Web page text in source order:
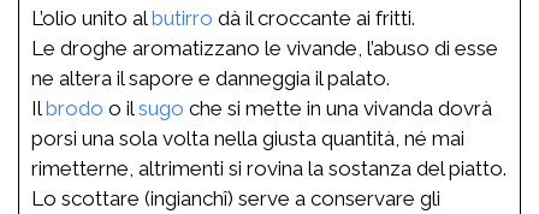
L’olio unito albutirro dà il croccante ai fritti.
Le droghe aromatizzano le vivande, l’abuso di esse
ne altera il sapore e danneggia il palato.
Ilbrodo o ilsugo che si mette in una vivanda dovrà
porsi una sola volta nella giusta quantità, né mai
rimetterne, altrimenti si rovina la sostanza del piatto.
Lo scottare (ingianchî) serve a conservare gli